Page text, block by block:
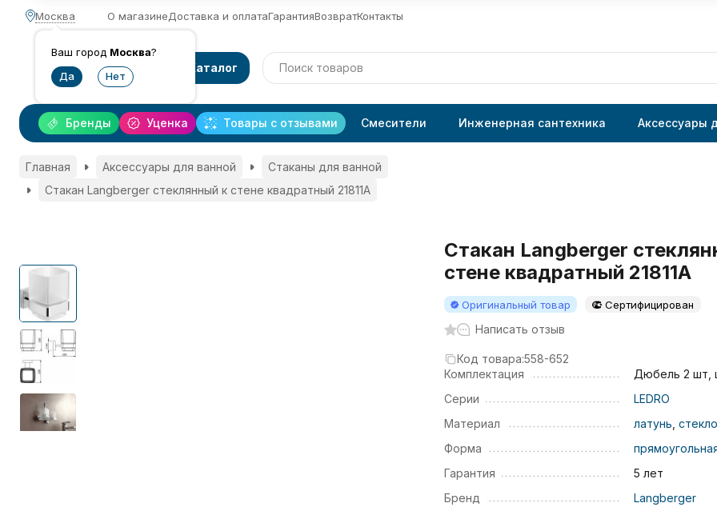
Москва
Ваш город Москва?
О магазинеДоставка и оплатаГарантияВозвратКонтакты
Каталог
Уценка Товары с отзывами
Бренды Смесители Инженерная сантехника Аксессуары
Главная Аксессуары для ванной
Стаканы для ванной
Стакан Langberger стеклянный к стене квадратный 21811A
Стакан Langberger
стене квадратный 21811A
Оригинальный товар Сертифицирован
Написать отзыв
Код товара:558-652
Комплектация
Дюбель 2 шт,
Серии
LEDRO
Материал
латунь стекло
Форма
Гарантия
5 лет
Бренд
Langberger